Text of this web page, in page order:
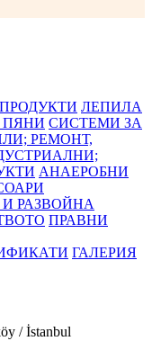
ЛЕПИЛА
ПЯНИ СИСТЕМИ ЗА
РЕМОНТ,
АНАЕРОБНИ
РАЗВОЙНА
ПРАВНИ
ГАЛЕРИЯ
/ İstanbul